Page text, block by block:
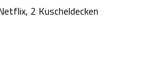
2 Kuscheldecken